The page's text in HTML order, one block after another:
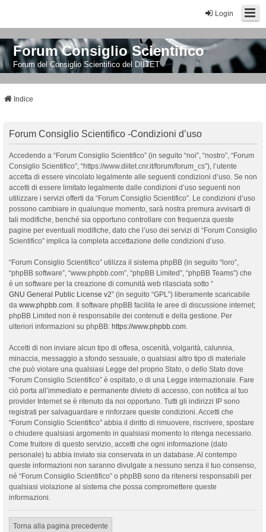
Login
Forum Consiglio Scientifico
Forum del Consiglio Scientifico del DIITET
Indice
Forum Consiglio Scientifico -Condizioni d’uso
Accedendo a “Forum Consiglio Scientifico” (in seguito “noi”, “nostro”, “Forum
Consiglio Scientifico”, “https://www.diitet.cnr.it/forum/forum_cs”), l’utente
accetta di essere vincolato legalmente alle seguenti condizioni d’uso. Se non
accetti di essere limitato legalmente dalle condizioni d’uso seguenti non
utilizzare i servizi offerti da “Forum Consiglio Scientifico”. Le condizioni d’uso
possono cambiare in qualunque momento, sarà nostra premura avvisarti di
tali modifiche, benché sia opportuno controllare con frequenza queste
pagine per eventuali modifiche, dato che l’uso dei servizi di “Forum Consiglio
Scientifico” implica la completa accettazione delle condizioni d’uso.
“Forum Consiglio Scientifico” utilizza il sistema phpBB (in seguito “loro”,
“phpBB software”, “www.phpbb.com”, “phpBB Limited”, “phpBB Teams”) che
è un software per la creazione di comunità web rilasciata sotto “
GNU General Public License v2” (in seguito “GPL”) liberamente scaricabile
da www.phpbb.com. Il software phpBB facilita le aree di discussione internet;
phpBB Limited non è responsabile dei contenuti e della gestione. Per
ulteriori informazioni su phpBB: https://www.phpbb.com.
Accetti di non inviare alcun tipo di offesa, oscenità, volgarità, calunnia,
minaccia, messaggio a sfondo sessuale, o qualsiasi altro tipo di materiale
che può violare una qualsiasi Legge del proprio Stato, o dello Stato dove
“Forum Consiglio Scientifico” è ospitato, o di una Legge internazionale. Fare
ciò porta all’immediato e permanente divieto di accesso, con notifica al tuo
provider Internet se è ritenuto da noi opportuno. Tutti gli indirizzi IP sono
registrati per salvaguardare e rinforzare queste condizioni. Accetti che
“Forum Consiglio Scientifico” abbia il diritto di rimuovere, riscrivere, spostare
o chiudere qualsiasi argomento in qualsiasi momento lo ritenga necessario.
Come fruitore di questo servizio, accetti che ogni informazione (dato
personale) tu abbia inviato sia conservata in un database. Al contempo
queste informazioni non saranno divulgate a nessuno senza il tuo consenso,
né “Forum Consiglio Scientifico” o phpBB sono da ritenersi responsabili per
qualsiasi violazione al sistema che possa compromettere queste
informazioni.
Torna alla pagina precedente